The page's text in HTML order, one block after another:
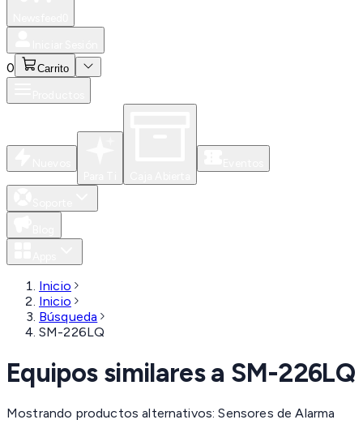
0 Carrito
Inicio
Inicio
Búsqueda
SM-226LQ
Equipos similares a SM-226LQ
Mostrando productos alternativos: Sensores de Alarma